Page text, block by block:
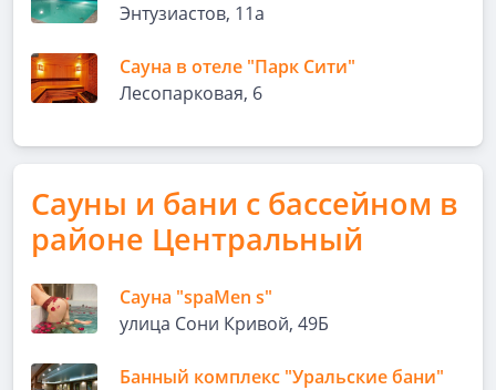
Энтузиастов, 11а
Сауна в отеле "Парк Сити"
Лесопарковая, 6
Сауны и бани с бассейном в
районе Центральный
Сауна "spaMen s"
улица Сони Кривой, 49Б
Банный комплекс "Уральские бани"